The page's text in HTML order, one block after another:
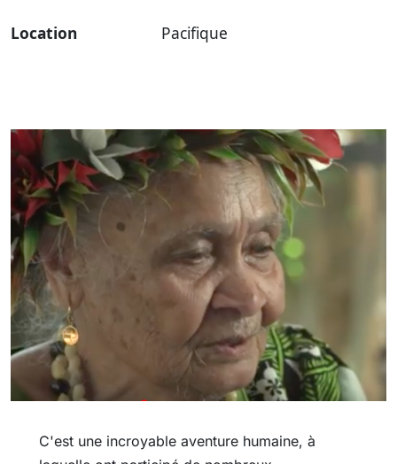
Location Pacifique
C'est une incroyable aventure humaine, à